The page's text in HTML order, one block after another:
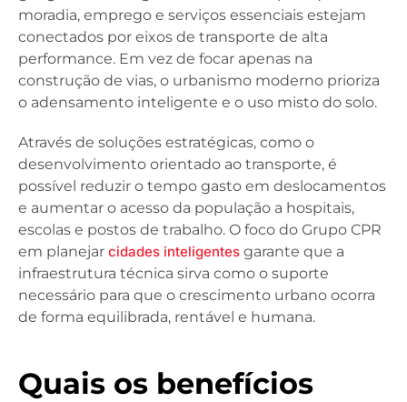
moradia, emprego e serviços essenciais estejam
conectados por eixos de transporte de alta
performance. Em vez de focar apenas na
construção de vias, o urbanismo moderno prioriza
o adensamento inteligente e o uso misto do solo.
Através de soluções estratégicas, como o
desenvolvimento orientado ao transporte, é
possível reduzir o tempo gasto em deslocamentos
e aumentar o acesso da população a hospitais,
escolas e postos de trabalho. O foco do Grupo CPR
em planejar cidades inteligentes garante que a
infraestrutura técnica sirva como o suporte
necessário para que o crescimento urbano ocorra
de forma equilibrada, rentável e humana.
Quais os benefícios